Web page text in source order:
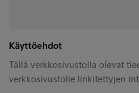
Käyttöehdot
Tällä verkkosivustolla olevat
verkkosivustolle linkitettyjen